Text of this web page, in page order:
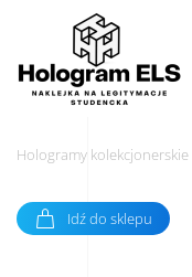
Hologramy kolekcjonerskie
Idź do sklepu